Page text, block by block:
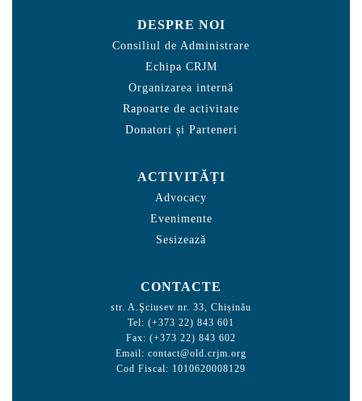
DESPRE NOI
Consiliul de Administrare
Echipa CRJM
Organizarea internă
Rapoarte de activitate
Donatori și Parteneri
ACTIVITĂȚI
Advocacy
Evenimente
Sesizează
CONTACTE
str. A.Şciusev nr. 33, Chișinău
Tel: (+373 22) 843 601
Fax: (+373 22) 843 602
Email: contact@old.crjm.org
Cod Fiscal: 1010620008129